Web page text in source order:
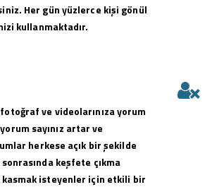
Her gün yüzlerce kişi gönül
kullanmaktadır.
ve videolarınıza yorum
sayınız artar ve
herkese açık bir şekilde
keşfete çıkma
kasmak isteyenler için etkili bir